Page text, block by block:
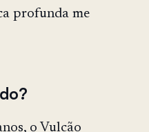
profunda me
o Vulcão